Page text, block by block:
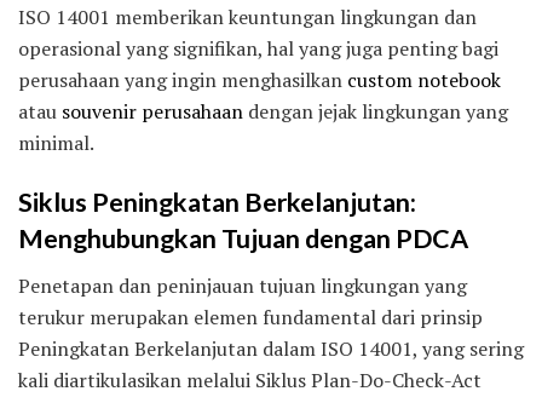
ISO 14001 memberikan keuntungan lingkungan dan
operasional yang signifikan, hal yang juga penting bagi
perusahaan yang ingin menghasilkan custom notebook
atau souvenir perusahaan dengan jejak lingkungan yang
minimal.
Siklus Peningkatan Berkelanjutan:
Menghubungkan Tujuan dengan PDCA
Penetapan dan peninjauan tujuan lingkungan yang
terukur merupakan elemen fundamental dari prinsip
Peningkatan Berkelanjutan dalam ISO 14001, yang sering
kali diartikulasikan melalui Siklus Plan-Do-Check-Act